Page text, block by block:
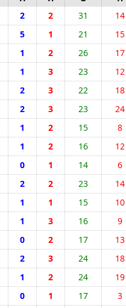
2 2 31 14
5 1 21 15
1 2 26 17
1 3 23 12
2 3 22 18
2 3 23 24
1 2 15 8
1 2 16 12
0 1 14 6
2 2 23 14
1 1 15 10
1 3 16 9
0 2 17 13
2 3 24 18
1 2 24 19
0 1 17 3